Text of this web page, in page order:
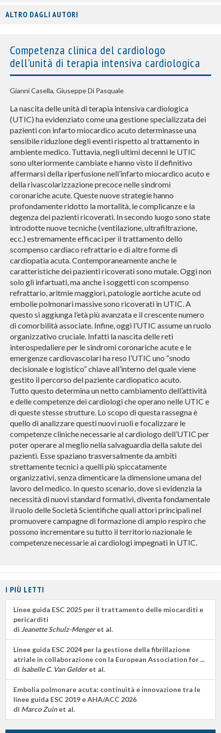
ALTRO DAGLI AUTORI
Competenza clinica del cardiologo
dell'unità di terapia intensiva cardiologica
Gianni Casella, Giuseppe Di Pasquale
La nascita delle unità di terapia intensiva cardiologica
(UTIC) ha evidenziato come una gestione specializzata dei
pazienti con infarto miocardico acuto determinasse una
sensibile riduzione degli eventi rispetto al trattamento in
ambiente medico. Tuttavia, negli ultimi decenni le UTIC
sono ulteriormente cambiate e hanno visto il definitivo
affermarsi della riperfusione nell’infarto miocardico acuto e
della rivascolarizzazione precoce nelle sindromi
coronariche acute. Queste nuove strategie hanno
profondamente ridotto la mortalità, le complicanze e la
degenza dei pazienti ricoverati. In secondo luogo sono state
introdotte nuove tecniche (ventilazione, ultrafiltrazione,
ecc.) estremamente efficaci per il trattamento dello
scompenso cardiaco refrattario e di altre forme di
cardiopatia acuta. Contemporaneamente anche le
caratteristiche dei pazienti ricoverati sono mutale. Oggi non
solo gli infartuati, ma anche i soggetti con scompenso
refrattario, aritmie maggiori, patologie aortiche acute od
embolie polmonari massive sono ricoverati in UTIC. A
questo si aggiunga l’età più avanzata e il crescente numero
di comorbilità associate. Infine, oggi l’UTIC assume un ruolo
organizzativo cruciale. Infatti la nascita delle reti
interospedaliere per le sindromi coronariche acute e le
emergenze cardiovascolari ha reso l’UTIC uno “snodo
decisionale e logistico” chiave all’interno del quale viene
gestito il percorso del paziente cardiopatico acuto.
Tutto questo determina un netto cambiamento dell’attività
e delle competenze dei cardiologi che operano nelle UTIC e
di queste stesse strutture. Lo scopo di questa rassegna è
quello di analizzare questi nuovi ruoli e focalizzare le
competenze cliniche necessarie al cardiologo dell’UTIC per
poter operare al meglio nella salvaguardia della salute dei
pazienti. Esse spaziano trasversalmente da ambiti
strettamente tecnici a quelli più spiccatamente
organizzativi, senza dimenticare la dimensione umana del
lavoro del medico. In questo scenario, dove si evidenzia la
necessità di nuovi standard formativi, diventa fondamentale
il ruolo delle Società Scientifiche quali attori principali nel
promuovere campagne di formazione di ampio respiro che
possono incrementare su tutto il territorio nazionale le
competenze necessarie ai cardiologi impegnati in UTIC.
I PIÙ LETTI
Linee guida ESC 2025 per il trattamento delle miocarditi e
pericarditi
di Jeanette Schulz-Mengeret al.
Linee guida ESC 2024 per la gestione della fibrillazione
atriale in collaborazione con la European Association for ...
di Isabelle C. Van Gelderet al.
Embolia polmonare acuta: continuità e innovazione tra le
linee guida ESC 2019 e AHA/ACC 2026
di Marco Zuinet al.